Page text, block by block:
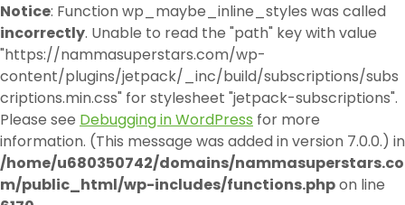
Notice: Function wp_maybe_inline_styles was called
incorrectly. Unable to read the "path" key with value
"https://nammasuperstars.com/wp-
content/plugins/jetpack/_inc/build/subscriptions/subs
criptions.min.css" for stylesheet "jetpack-subscriptions".
Please see Debugging in WordPress for more
information. (This message was added in version 7.0.0.) in
/home/u680350742/domains/nammasuperstars.co
m/public_html/wp-includes/functions.phpon line